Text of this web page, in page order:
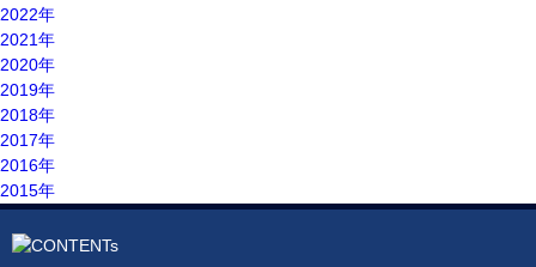
2022年
2021年
2020年
2019年
2018年
2017年
2016年
2015年